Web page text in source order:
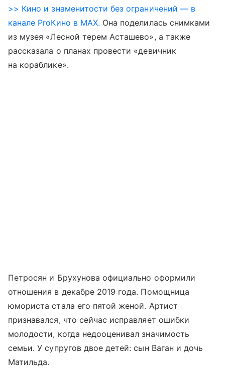
>> Кино и знаменитости без ограничений — в
канале ProКино в MAX. Она поделилась снимками
из музея «Лесной терем Асташево», а также
рассказала о планах провести «девичник
на кораблике».
Петросян и Брухунова официально оформили
отношения в декабре 2019 года. Помощница
юмориста стала его пятой женой. Артист
признавался, что сейчас исправляет ошибки
молодости, когда недооценивал значимость
семьи. У супругов двое детей: сын Ваган и дочь
Матильда.